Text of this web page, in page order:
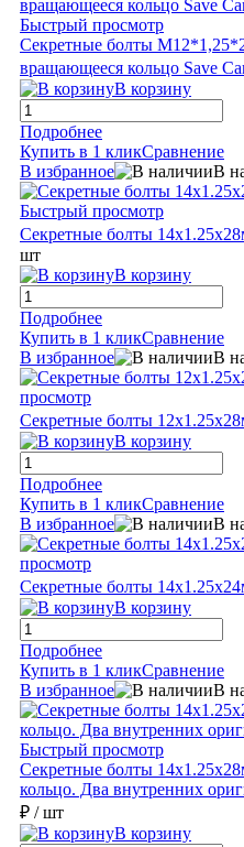
Быстрый просмотр
Секретные болты
вращающееся кольцо Save
В корзину
Подробнее
Купить в 1 кликСравнение
В избранное
В
Быстрый просмотр
Секретные болты
шт
В корзину
Подробнее
Купить в 1 кликСравнение
В избранное
В
просмотр
Секретные болты
В корзину
Подробнее
Купить в 1 кликСравнение
В избранное
В
просмотр
Секретные болты
В корзину
Подробнее
Купить в 1 кликСравнение
В избранное
В
Быстрый просмотр
Секретные болты
кольцо. Два внутренних
₽ / шт
В корзину